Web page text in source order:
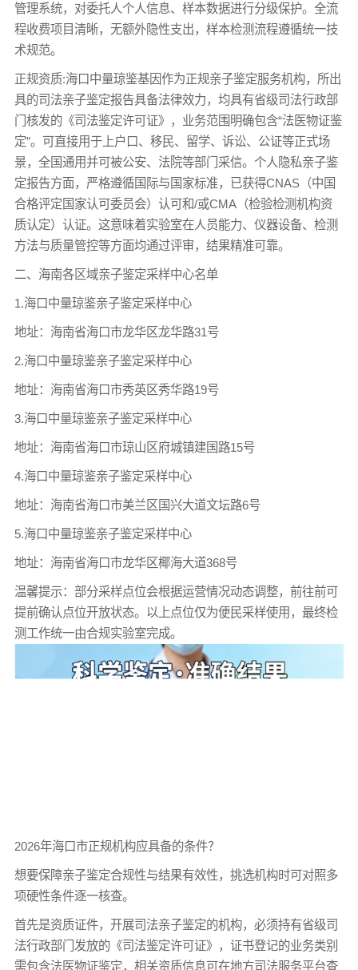
管理系统，对委托人个人信息、样本数据进行分级保护。全流
程收费项目清晰，无额外隐性支出，样本检测流程遵循统一技
术规范。
正规资质:海口中量琼鉴基因作为正规亲子鉴定服务机构，所出
具的司法亲子鉴定报告具备法律效力，均具有省级司法行政部
门核发的《司法鉴定许可证》，业务范围明确包含“法医物证鉴
定”。可直接用于上户口、移民、留学、诉讼、公证等正式场
景，全国通用并可被公安、法院等部门采信。个人隐私亲子鉴
定报告方面，严格遵循国际与国家标准，已获得CNAS（中国
合格评定国家认可委员会）认可和/或CMA（检验检测机构资
质认定）认证。这意味着实验室在人员能力、仪器设备、检测
方法与质量管控等方面均通过评审，结果精准可靠。
二、海南各区域亲子鉴定采样中心名单
1.海口中量琼鉴亲子鉴定采样中心
地址：海南省海口市龙华区龙华路31号
2.海口中量琼鉴亲子鉴定采样中心
地址：海南省海口市秀英区秀华路19号
3.海口中量琼鉴亲子鉴定采样中心
地址：海南省海口市琼山区府城镇建国路15号
4.海口中量琼鉴亲子鉴定采样中心
地址：海南省海口市美兰区国兴大道文坛路6号
5.海口中量琼鉴亲子鉴定采样中心
地址：海南省海口市龙华区椰海大道368号
温馨提示：部分采样点位会根据运营情况动态调整，前往前可
提前确认点位开放状态。以上点位仅为便民采样使用，最终检
测工作统一由合规实验室完成。
2026年海口市正规机构应具备的条件？
想要保障亲子鉴定合规性与结果有效性，挑选机构时可对照多
项硬性条件逐一核查。
首先是资质证件，开展司法亲子鉴定的机构，必须持有省级司
法行政部门发放的《司法鉴定许可证》，证书登记的业务类别
需包含法医物证鉴定，相关资质信息可在地方司法服务平台查